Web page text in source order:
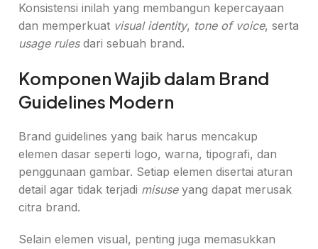
Konsistensi inilah yang membangun kepercayaan
dan memperkuat visual identity, tone of voice, serta
usage rulesdari sebuah brand.
Komponen Wajib dalam Brand
Guidelines Modern
Brand guidelines yang baik harus mencakup
elemen dasar seperti logo, warna, tipografi, dan
penggunaan gambar. Setiap elemen disertai aturan
detail agar tidak terjadi misuseyang dapat merusak
citra brand.
Selain elemen visual, penting juga memasukkan